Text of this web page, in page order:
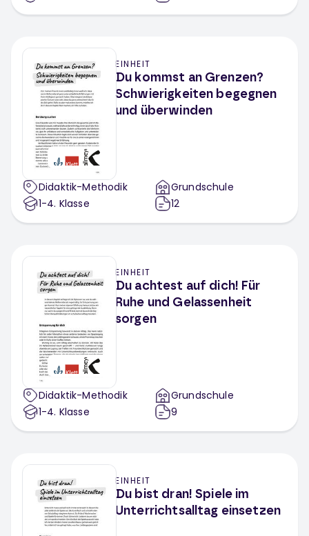
EINHEIT
Du kommst an Grenzen?
Schwierigkeiten begegnen
und überwinden
Didaktik-Methodik
1-4. Klasse
Grundschule
12
EINHEIT
Du achtest auf dich! Für
Ruhe und Gelassenheit
sorgen
Didaktik-Methodik
1-4. Klasse
Grundschule
9
EINHEIT
Du bist dran! Spiele im
Unterrichtsalltag einsetzen